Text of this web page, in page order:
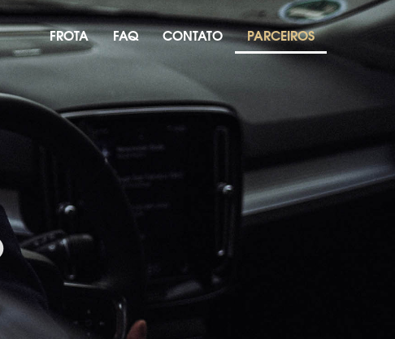
FROTA FAQ CONTATO PARCEIROS